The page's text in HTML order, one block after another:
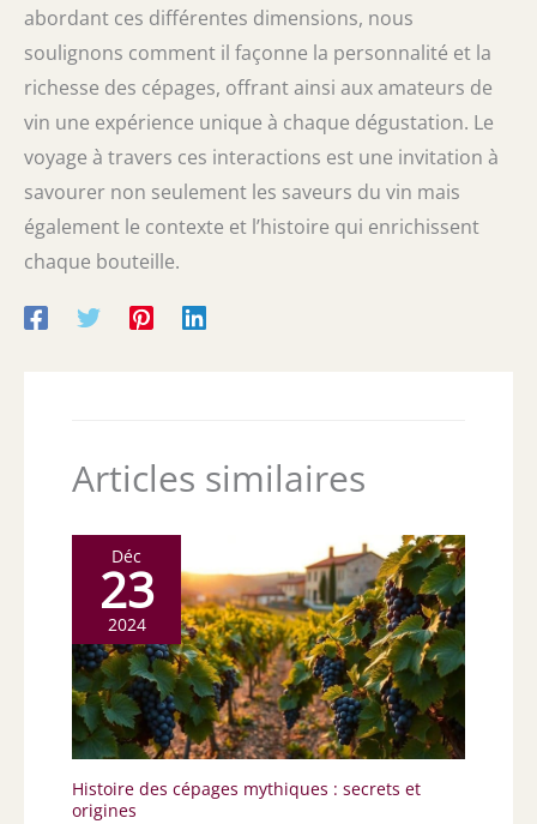
abordant ces différentes dimensions, nous
soulignons comment il façonne la personnalité et la
richesse des cépages, offrant ainsi aux amateurs de
vin une expérience unique à chaque dégustation. Le
voyage à travers ces interactions est une invitation à
savourer non seulement les saveurs du vin mais
également le contexte et l’histoire qui enrichissent
chaque bouteille.
Articles similaires
Déc
23
2024
Histoire des cépages mythiques : secrets et
origines